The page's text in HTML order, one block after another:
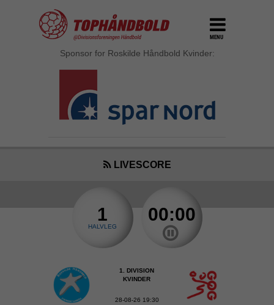
MENU
Sponsor for Roskilde Håndbold Kvinder:
LIVESCORE
1
HALVLEG
00:00
1. DIVISION
KVINDER
28-08-26 19:30